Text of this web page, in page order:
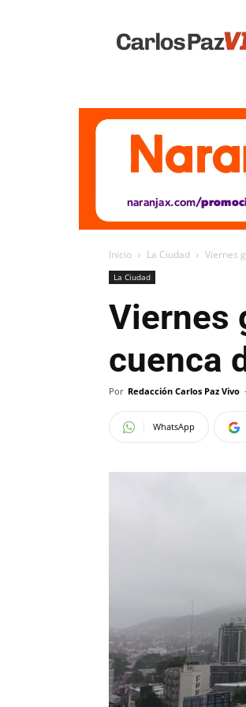
Vivo
Inicio La Ciudad Viernes
La Ciudad
Viernes
cuenca
Por Redacción Carlos Paz Vivo -
WhatsApp